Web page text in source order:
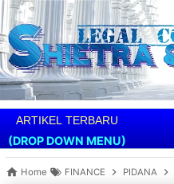
(DROP DOWN MENU)
Home FINANCE PIDANA